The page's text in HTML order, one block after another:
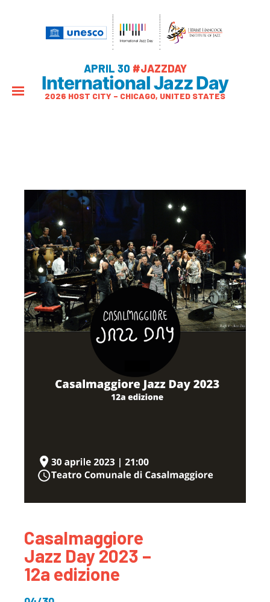
APRIL 30 #JAZZDAY
International Jazz Day
2026 HOST CITY – CHICAGO, UNITED STATES
Casalmaggiore
Jazz Day 2023 –
12a edizione